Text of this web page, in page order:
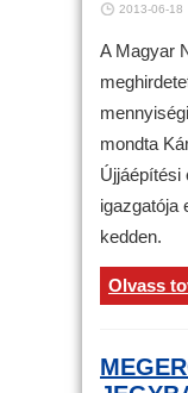
2013-06-18
A Magyar
mondta
Újjáépítési
igazgatója
kedden.
Olvass